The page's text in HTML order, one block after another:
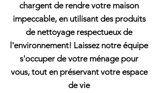
chargent de rendre votre maison
impeccable, en utilisant des produits
de nettoyage respectueux de
l'environnement! Laissez notre équipe
s'occuper de votre ménage pour
vous, tout en préservant votre espace
de vie